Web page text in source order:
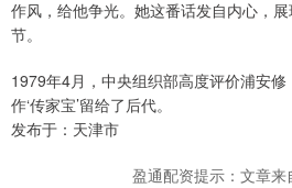
作风，给他争光。她这番话发自内心，
节。
1979年4月，中央组织部高度评价浦安
作‘传家宝’留给了后代。
发布于：天津市
盈通配资提示：文章来